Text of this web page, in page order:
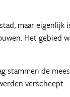
maar
Het gebied
stammen de
verscheept.